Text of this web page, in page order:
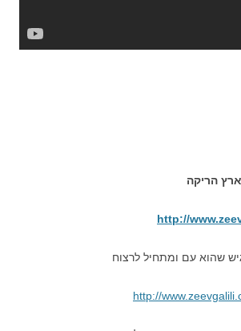
הריקה
http://
שהוא עם ומתחיל לרצוח
http://